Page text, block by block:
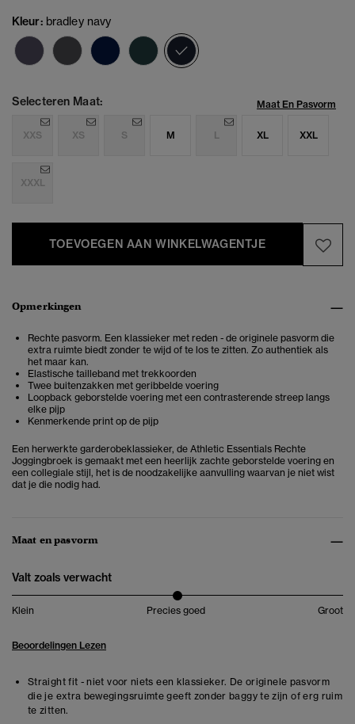
Kleur: bradley navy
Selecteren Maat: Maat En Pasvorm
XXS XS S M L XL XXL
XXXL
TOEVOEGEN AAN WINKELWAGENTJE
Opmerkingen
Rechte pasvorm. Een klassieker met reden - de originele pasvorm die
extra ruimte biedt zonder te wijd of te los te zitten. Zo authentiek als
het maar kan.
Elastische tailleband met trekkoorden
Twee buitenzakken met geribbelde voering
Loopback geborstelde voering met een contrasterende streep langs
elke pijp
Kenmerkende print op de pijp
Een herwerkte garderobeklassieker, de Athletic Essentials Rechte
Joggingbroek is gemaakt met een heerlijk zachte geborstelde voering en
een collegiale stijl, het is de noodzakelijke aanvulling waarvan je niet wist
dat je die nodig had.
Maat en pasvorm
Valt zoals verwacht
Klein Precies goed Groot
Beoordelingen Lezen
Straight fit - niet voor niets een klassieker. De originele pasvorm
die je extra bewegingsruimte geeft zonder baggy te zijn of erg ruim
te zitten.